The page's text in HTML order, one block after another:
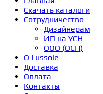
Скачать каталоги
Сотрудничество
Дизайнерам
ИП на УСН
ООО (ОСН)
О Lussole
Доставка
Оплата
Контакты